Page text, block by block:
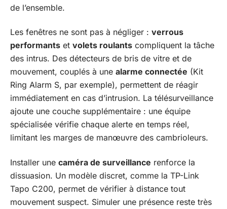
de l’ensemble.
Les fenêtres ne sont pas à négliger : verrous
performants et volets roulants compliquent la tâche
des intrus. Des détecteurs de bris de vitre et de
mouvement, couplés à une alarme connectée (Kit
Ring Alarm S, par exemple), permettent de réagir
immédiatement en cas d’intrusion. La télésurveillance
ajoute une couche supplémentaire : une équipe
spécialisée vérifie chaque alerte en temps réel,
limitant les marges de manœuvre des cambrioleurs.
Installer une caméra de surveillance renforce la
dissuasion. Un modèle discret, comme la TP-Link
Tapo C200, permet de vérifier à distance tout
mouvement suspect. Simuler une présence reste très